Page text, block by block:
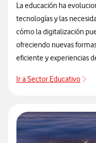
La educación ha
tecnologías y las
cómo la digitalización
ofreciendo nuevas
eficiente y experiencias
Ir a Sector Educativo